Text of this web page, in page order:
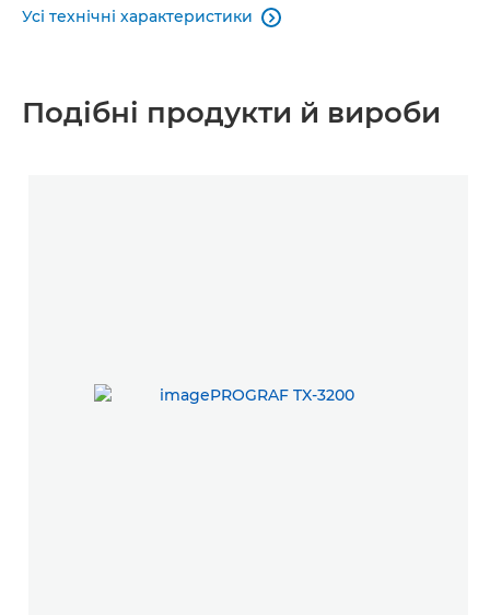
Усі технічні характеристики 
Подібні продукти й вироби